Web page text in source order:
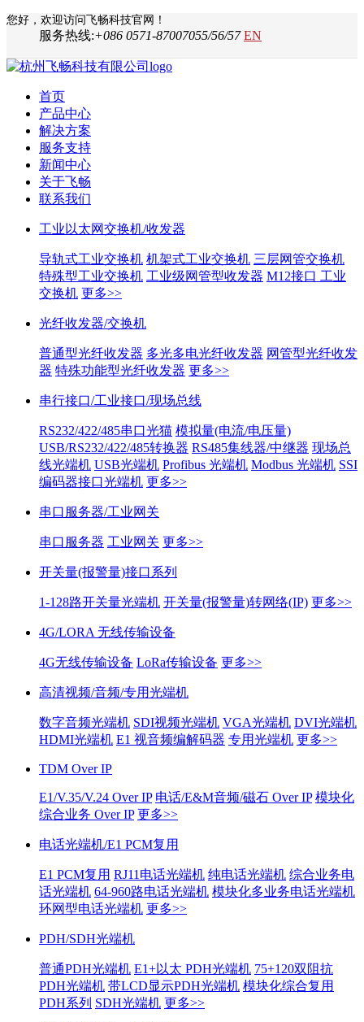
您好，欢迎访问飞畅科技官网！
服务热线:+086 0571-87007055/56/57 EN
首页
产品中心
解决方案
服务支持
新闻中心
关于飞畅
联系我们
工业以太网交换机/收发器
导轨式工业交换机 机架式工业交换机 三层网管交换机
特殊型工业交换机 工业级网管型收发器 M12接口 工业
交换机 更多>>
光纤收发器/交换机
普通型光纤收发器 多光多电光纤收发器 网管型光纤收发
器 特殊功能型光纤收发器 更多>>
串行接口/工业接口/现场总线
RS232/422/485串口光猫 模拟量(电流/电压量)
USB/RS232/422/485转换器 RS485集线器/中继器 现场总
线光端机 USB光端机 Profibus 光端机 Modbus 光端机 SSI
编码器接口光端机 更多>>
串口服务器/工业网关
串口服务器 工业网关 更多>>
开关量(报警量)接口系列
1-128路开关量光端机 开关量(报警量)转网络(IP) 更多>>
4G/LORA 无线传输设备
4G无线传输设备 LoRa传输设备 更多>>
高清视频/音频/专用光端机
数字音频光端机 SDI视频光端机 VGA光端机 DVI光端机
HDMI光端机 E1 视音频编解码器 专用光端机 更多>>
TDM Over IP
E1/V.35/V.24 Over IP 电话/E&M音频/磁石 Over IP 模块化
综合业务 Over IP 更多>>
电话光端机/E1 PCM复用
E1 PCM复用 RJ11电话光端机 纯电话光端机 综合业务电
话光端机 64-960路电话光端机 模块化多业务电话光端机
环网型电话光端机 更多>>
PDH/SDH光端机
普通PDH光端机 E1+以太 PDH光端机 75+120双阻抗
PDH光端机 带LCD显示PDH光端机 模块化综合复用
PDH系列 SDH光端机 更多>>